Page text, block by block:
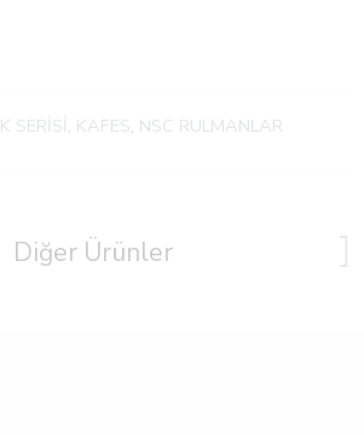
K SERİSİ , KAFES, NSC RULMANLAR
Diğer Ürünler